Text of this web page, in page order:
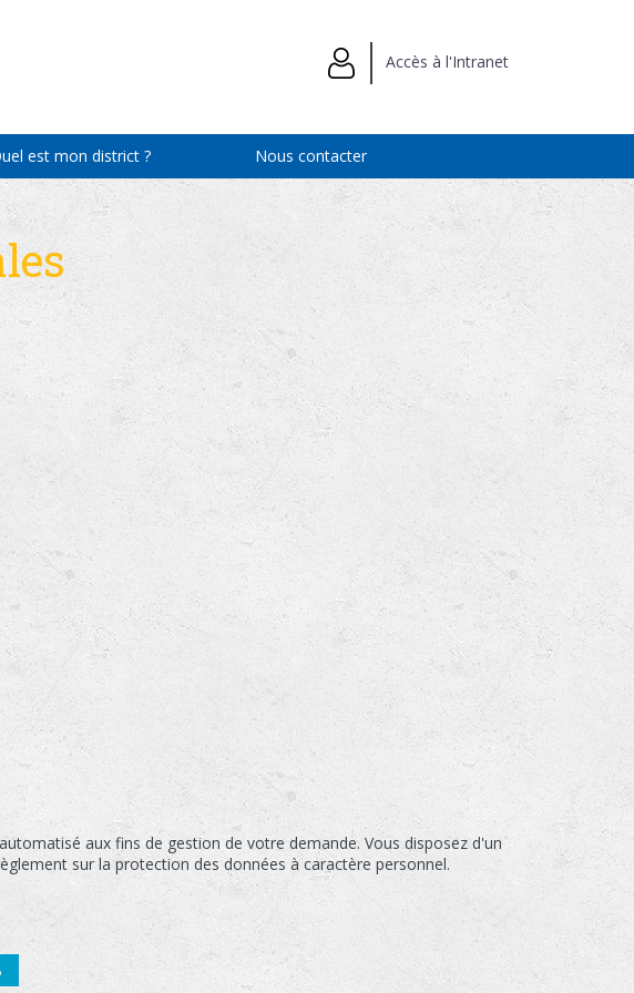
Accès à l'Intranet
est mon district ? Nous contacter
aux fins de gestion de votre demande. Vous disposez d'un
sur la protection des données à caractère personnel.